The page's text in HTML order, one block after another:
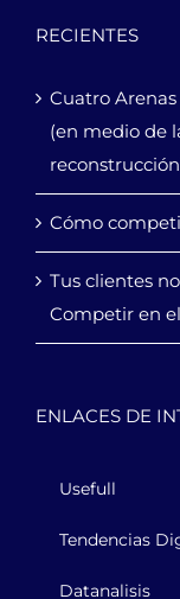
RECIENTES
Cuatro
(en medio de
Cómo
Tus clientes
Competir en
ENLACES DE
Usefull
Tendencias
Datanalisis